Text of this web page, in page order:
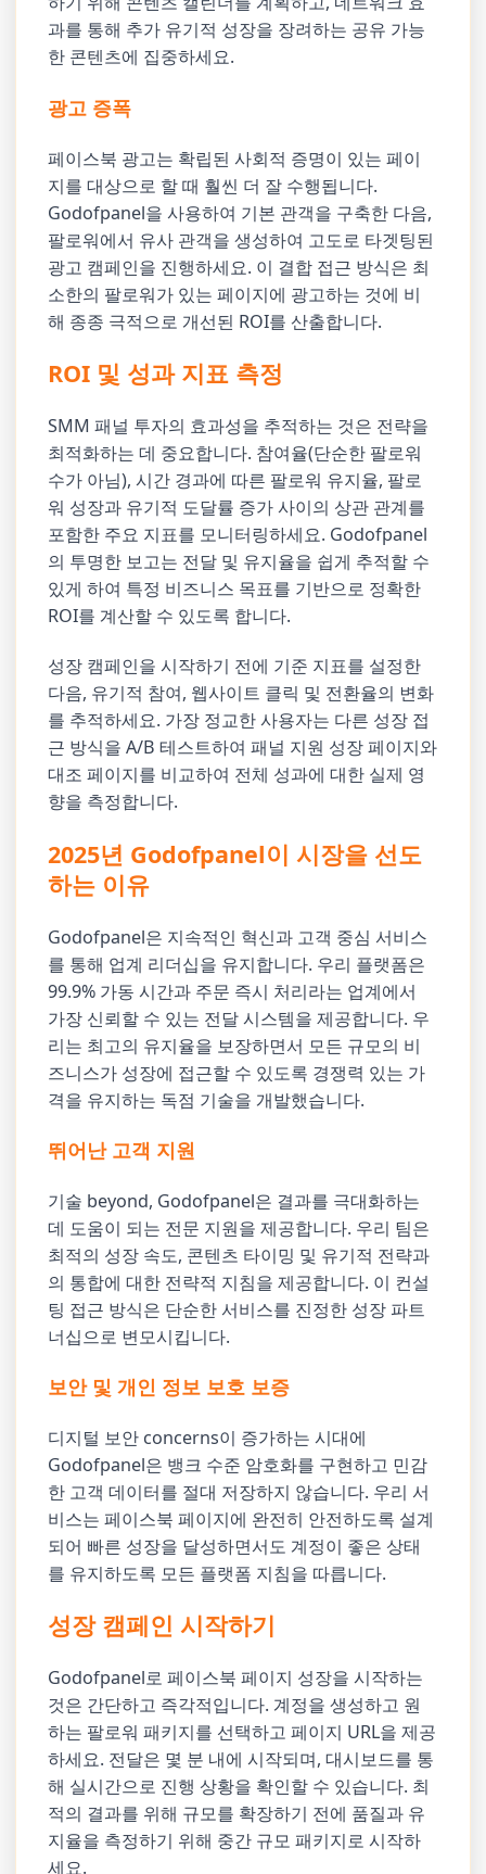
과를 통해 추가 유기적 성장을 장려하는 공유 가능
한 콘텐츠에 집중하세요.
광고 증폭
페이스북 광고는 확립된 사회적 증명이 있는 페이
지를 대상으로 할 때 훨씬 더 잘 수행됩니다.
Godofpanel을 사용하여 기본 관객을 구축한 다음,
팔로워에서 유사 관객을 생성하여 고도로 타겟팅된
광고 캠페인을 진행하세요. 이 결합 접근 방식은 최
소한의 팔로워가 있는 페이지에 광고하는 것에 비
해 종종 극적으로 개선된 ROI를 산출합니다.
ROI 및 성과 지표 측정
SMM 패널 투자의 효과성을 추적하는 것은 전략을
최적화하는 데 중요합니다. 참여율(단순한 팔로워
수가 아님), 시간 경과에 따른 팔로워 유지율, 팔로
워 성장과 유기적 도달률 증가 사이의 상관 관계를
포함한 주요 지표를 모니터링하세요. Godofpanel
의 투명한 보고는 전달 및 유지율을 쉽게 추적할 수
있게 하여 특정 비즈니스 목표를 기반으로 정확한
ROI를 계산할 수 있도록 합니다.
성장 캠페인을 시작하기 전에 기준 지표를 설정한
다음, 유기적 참여, 웹사이트 클릭 및 전환율의 변화
를 추적하세요. 가장 정교한 사용자는 다른 성장 접
근 방식을 A/B 테스트하여 패널 지원 성장 페이지와
대조 페이지를 비교하여 전체 성과에 대한 실제 영
향을 측정합니다.
2025년 Godofpanel이 시장을 선도
하는 이유
Godofpanel은 지속적인 혁신과 고객 중심 서비스
를 통해 업계 리더십을 유지합니다. 우리 플랫폼은
99.9% 가동 시간과 주문 즉시 처리라는 업계에서
가장 신뢰할 수 있는 전달 시스템을 제공합니다. 우
리는 최고의 유지율을 보장하면서 모든 규모의 비
즈니스가 성장에 접근할 수 있도록 경쟁력 있는 가
격을 유지하는 독점 기술을 개발했습니다.
뛰어난 고객 지원
기술 beyond, Godofpanel은 결과를 극대화하는
데 도움이 되는 전문 지원을 제공합니다. 우리 팀은
최적의 성장 속도, 콘텐츠 타이밍 및 유기적 전략과
의 통합에 대한 전략적 지침을 제공합니다. 이 컨설
팅 접근 방식은 단순한 서비스를 진정한 성장 파트
너십으로 변모시킵니다.
보안 및 개인 정보 보호 보증
디지털 보안 concerns이 증가하는 시대에
Godofpanel은 뱅크 수준 암호화를 구현하고 민감
한 고객 데이터를 절대 저장하지 않습니다. 우리 서
비스는 페이스북 페이지에 완전히 안전하도록 설계
되어 빠른 성장을 달성하면서도 계정이 좋은 상태
를 유지하도록 모든 플랫폼 지침을 따릅니다.
성장 캠페인 시작하기
Godofpanel로 페이스북 페이지 성장을 시작하는
것은 간단하고 즉각적입니다. 계정을 생성하고 원
하는 팔로워 패키지를 선택하고 페이지 URL을 제공
하세요. 전달은 몇 분 내에 시작되며, 대시보드를 통
해 실시간으로 진행 상황을 확인할 수 있습니다. 최
적의 결과를 위해 규모를 확장하기 전에 품질과 유
지율을 측정하기 위해 중간 규모 패키지로 시작하
세요.